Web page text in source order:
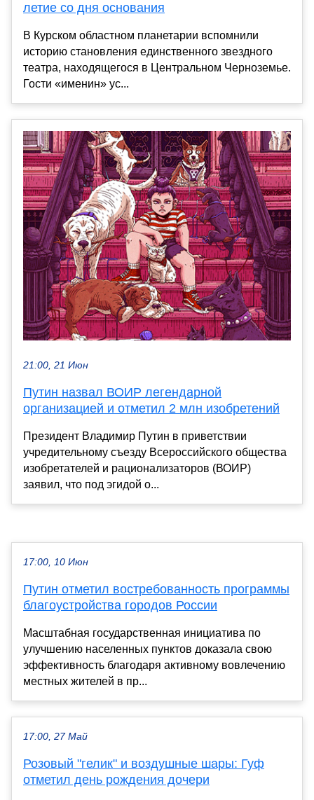
летие со дня основания
В Курском областном планетарии вспомнили
историю становления единственного звездного
театра, находящегося в Центральном Черноземье.
Гости «именин» ус...
21:00, 21 Июн
Путин назвал ВОИР легендарной
организацией и отметил 2 млн изобретений
Президент Владимир Путин в приветствии
учредительному съезду Всероссийского общества
изобретателей и рационализаторов (ВОИР)
заявил, что под эгидой о...
17:00, 10 Июн
Путин отметил востребованность программы
благоустройства городов России
Масштабная государственная инициатива по
улучшению населенных пунктов доказала свою
эффективность благодаря активному вовлечению
местных жителей в пр...
17:00, 27 Май
Розовый "гелик" и воздушные шары: Гуф
отметил день рождения дочери